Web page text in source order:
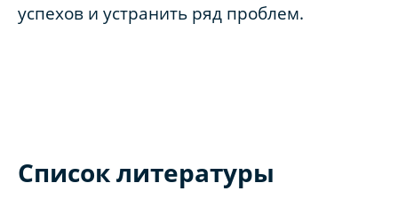
успехов и устранить ряд проблем.
Список литературы